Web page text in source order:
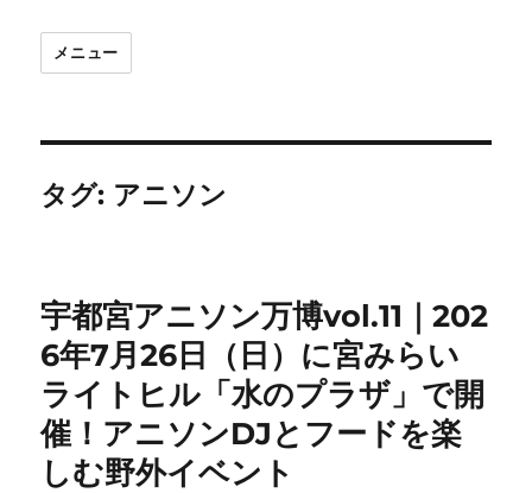
メニュー
タグ: アニソン
宇都宮アニソン万博vol.11｜202
6年7月26日（日）に宮みらい
ライトヒル「水のプラザ」で開
催！アニソンDJとフードを楽
しむ野外イベント